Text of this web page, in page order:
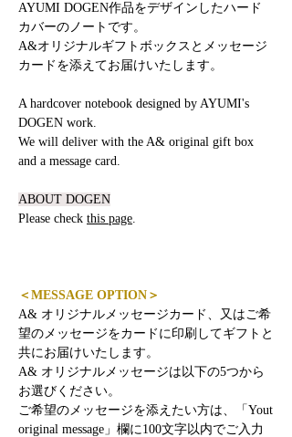
AYUMI DOGEN作品をデザインしたハード
カバーのノートです。
A&オリジナルギフトボックスとメッセージ
カードを添えてお届けいたします。
A hardcover notebook designed by AYUMI's
DOGEN work.
We will deliver with the A& original gift box
and a message card.
ABOUT DOGEN
Please check this page.
＜MESSAGE OPTION＞
A& オリジナルメッセージカード、又はご希
望のメッセージをカードに印刷してギフトと
共にお届けいたします。
A& オリジナルメッセージは以下の5つから
お選びください。
ご希望のメッセージを添えたい方は、「Yout
original message」欄に100文字以内でご入力